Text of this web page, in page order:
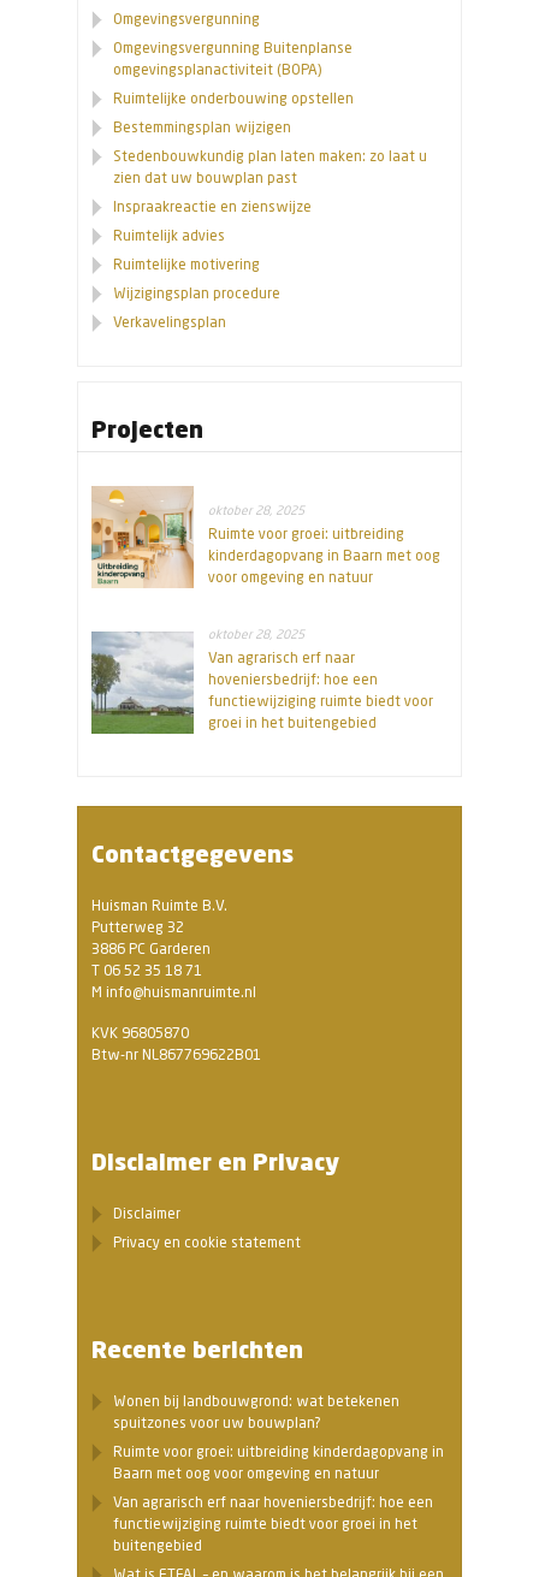
Omgevingsvergunning
Omgevingsvergunning Buitenplanse
omgevingsplanactiviteit (BOPA)
Ruimtelijke onderbouwing opstellen
Bestemmingsplan wijzigen
Stedenbouwkundig plan laten maken: zo laat u
zien dat uw bouwplan past
Inspraakreactie en zienswijze
Ruimtelijk advies
Ruimtelijke motivering
Wijzigingsplan procedure
Verkavelingsplan
Projecten
oktober 28, 2025
Ruimte voor groei: uitbreiding
kinderdagopvang in Baarn met oog
voor omgeving en natuur
oktober 28, 2025
Van agrarisch erf naar
hoveniersbedrijf: hoe een
functiewijziging ruimte biedt voor
groei in het buitengebied
Contactgegevens
Huisman Ruimte B.V.
Putterweg 32
3886 PC Garderen
T 06 52 35 18 71
M info@huismanruimte.nl
KVK 96805870
Btw-nr NL867769622B01
Disclaimer en Privacy
Disclaimer
Privacy en cookie statement
Recente berichten
Wonen bij landbouwgrond: wat betekenen
spuitzones voor uw bouwplan?
Ruimte voor groei: uitbreiding kinderdagopvang in
Baarn met oog voor omgeving en natuur
Van agrarisch erf naar hoveniersbedrijf: hoe een
functiewijziging ruimte biedt voor groei in het
buitengebied